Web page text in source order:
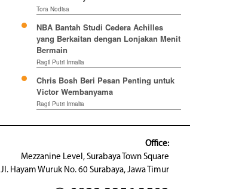
Tora Nodisa
NBA Bantah Studi Cedera Achilles
yang Berkaitan dengan Lonjakan Menit
Bermain
Ragil Putri Irmalia
Chris Bosh Beri Pesan Penting untuk
Victor Wembanyama
Ragil Putri Irmalia
Office:
Mezzanine Level, Surabaya Town Square
Jl. Hayam Wuruk No. 60 Surabaya, Jawa Timur